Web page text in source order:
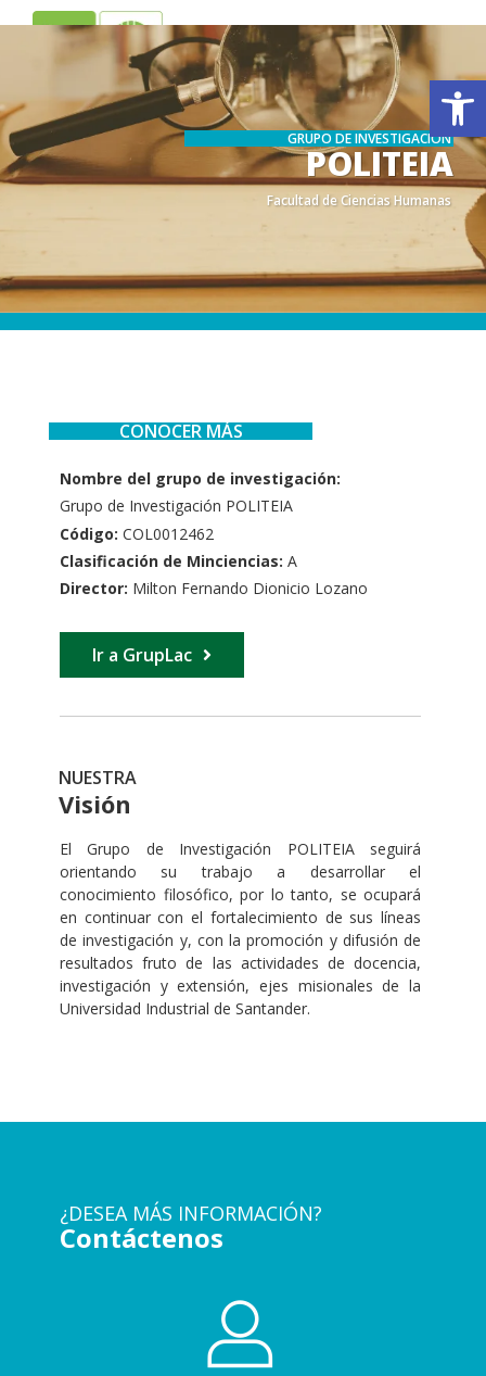
ES EN
GRUPO DE INVESTIGACIÓN
POLITEIA
Facultad de Ciencias Humanas
.
.
CONOCER MÁS
Nombre del grupo de investigación:
Grupo de Investigación POLITEIA
Código: COL0012462
Clasificación de Minciencias: A
Director: Milton Fernando Dionicio Lozano
Ir a GrupLac
NUESTRA
Visión
El Grupo de Investigación POLITEIA seguirá
orientando su trabajo a desarrollar el
conocimiento filosófico, por lo tanto, se ocupará
en continuar con el fortalecimiento de sus líneas
de investigación y, con la promoción y difusión de
resultados fruto de las actividades de docencia,
investigación y extensión, ejes misionales de la
Universidad Industrial de Santander.
¿DESEA MÁS INFORMACIÓN?
Contáctenos